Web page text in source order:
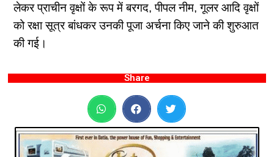
लेकर प्राचीन वृक्षों के रूप में बरगद, पीपल नीम, गूलर आदि वृक्षों
को रक्षा सूत्र बांधकर उनकी पूजा अर्चना किए जाने की शुरुआत
की गई।
Share